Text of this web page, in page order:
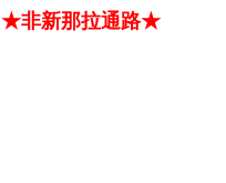
★非新那拉通路★